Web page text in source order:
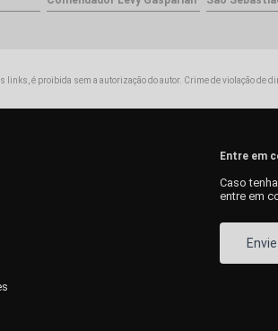
é proibida sem a autorização do autor. Crime de violação de
Entre em
Caso
entre em